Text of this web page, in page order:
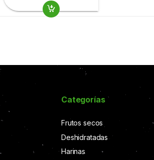
Categorías
Frutos secos
Deshidratadas
Harinas